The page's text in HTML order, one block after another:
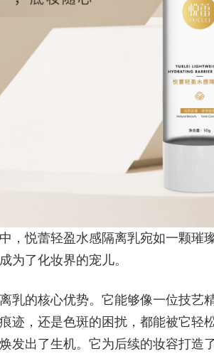
悦蕾轻盈水感隔离乳宛如一颗璀
为了化妆界的宠儿。
的核心优势。它能够像一位技艺
迹，还是色斑的困扰，都能被它轻
发出了生机。它为后续的妆容打造